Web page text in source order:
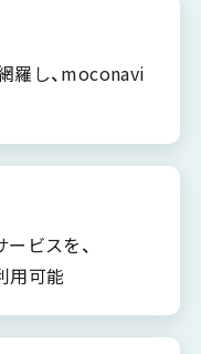
羅し、moconavi
ビスを、
用可能